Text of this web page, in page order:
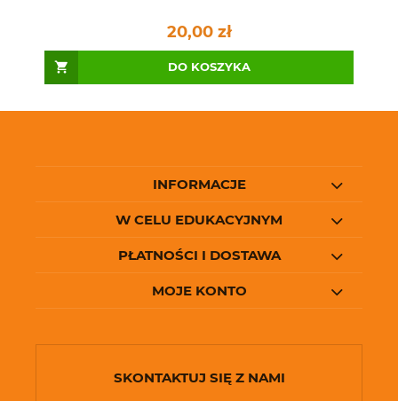
20,00 zł
DO KOSZYKA
INFORMACJE
W CELU EDUKACYJNYM
PŁATNOŚCI I DOSTAWA
MOJE KONTO
SKONTAKTUJ SIĘ Z NAMI